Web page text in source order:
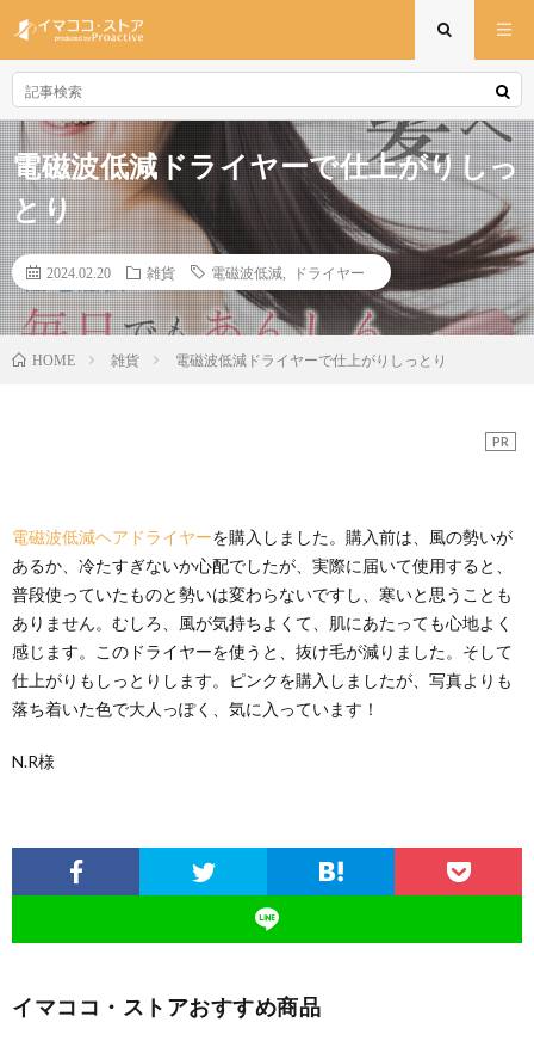
電磁波低減ドライヤーで仕上がりしっ
とり
2024.02.20 雑貨 電磁波低減 ドライヤー
HOME 雑貨 電磁波低減ドライヤーで仕上がりしっとり
PR
電磁波低減ヘアドライヤーを購入しました。購入前は、風の勢いが
あるか、冷たすぎないか心配でしたが、実際に届いて使用すると、
普段使っていたものと勢いは変わらないですし、寒いと思うことも
ありません。むしろ、風が気持ちよくて、肌にあたっても心地よく
感じます。このドライヤーを使うと、抜け毛が減りました。そして
仕上がりもしっとりします。ピンクを購入しましたが、写真よりも
落ち着いた色で大人っぽく、気に入っています！
N.R様
イマココ・ストアおすすめ商品